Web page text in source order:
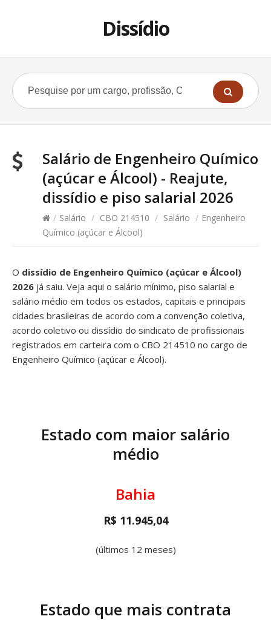
Dissídio
Salário de Engenheiro Químico
(açúcar e Álcool) - Reajute,
dissídio e piso salarial 2026
/ Salário / CBO 214510 / Salário / Engenheiro
Químico (açúcar e Álcool)
O dissídio de Engenheiro Químico (açúcar e Álcool)
2026 já saiu. Veja aqui o salário mínimo, piso salarial e
salário médio em todos os estados, capitais e principais
cidades brasileiras de acordo com a convenção coletiva,
acordo coletivo ou dissídio do sindicato de profissionais
registrados em carteira com o CBO 214510 no cargo de
Engenheiro Químico (açúcar e Álcool).
Estado com maior salário
médio
Bahia
R$ 11.945,04
(últimos 12 meses)
Estado que mais contrata